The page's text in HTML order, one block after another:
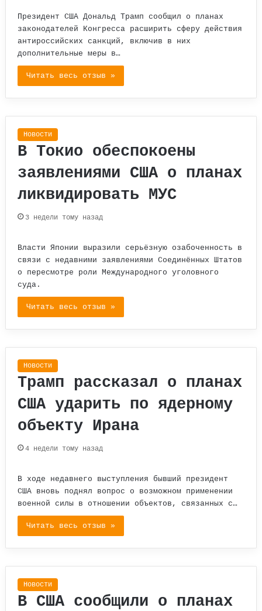
Президент США Дональд Трамп сообщил о планах
законодателей Конгресса расширить сферу действия
антироссийских санкций, включив в них
дополнительные меры в…
Читать весь отзыв »
Новости
В Токио обеспокоены
заявлениями США о планах
ликвидировать МУС
3 недели тому назад
Власти Японии выразили серьёзную озабоченность в
связи с недавними заявлениями Соединённых Штатов
о пересмотре роли Международного уголовного
суда.
Читать весь отзыв »
Новости
Трамп рассказал о планах
США ударить по ядерному
объекту Ирана
4 недели тому назад
В ходе недавнего выступления бывший президент
США вновь поднял вопрос о возможном применении
военной силы в отношении объектов, связанных с…
Читать весь отзыв »
Новости
В США сообщили о планах